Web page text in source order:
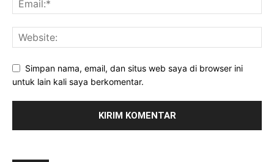
Simpan nama, email, dan situs web saya di browser ini
untuk lain kali saya berkomentar.